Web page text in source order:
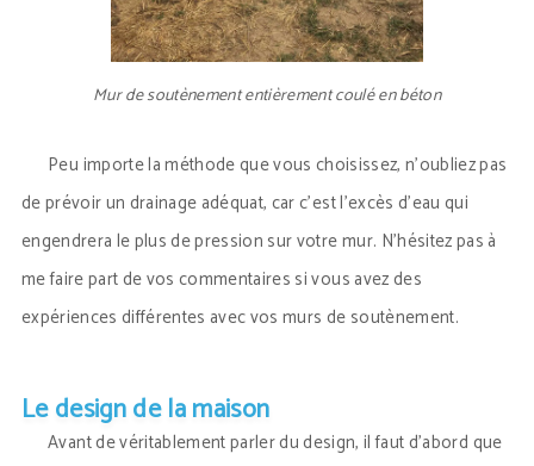
Mur de soutènement entièrement coulé en béton
Peu importe la méthode que vous choisissez, n’oubliez pas
de prévoir un drainage adéquat, car c’est l’excès d’eau qui
engendrera le plus de pression sur votre mur. N’hésitez pas à
me faire part de vos commentaires si vous avez des
expériences différentes avec vos murs de soutènement.
Le design de la maison
Avant de véritablement parler du design, il faut d’abord que